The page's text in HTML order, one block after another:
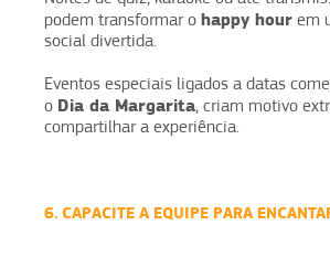
podem transformar o happy hour em
social divertida.
Eventos especiais ligados a datas
o Dia da Margarita, criam motivo
compartilhar a experiência.
6. CAPACITE A EQUIPE PARA